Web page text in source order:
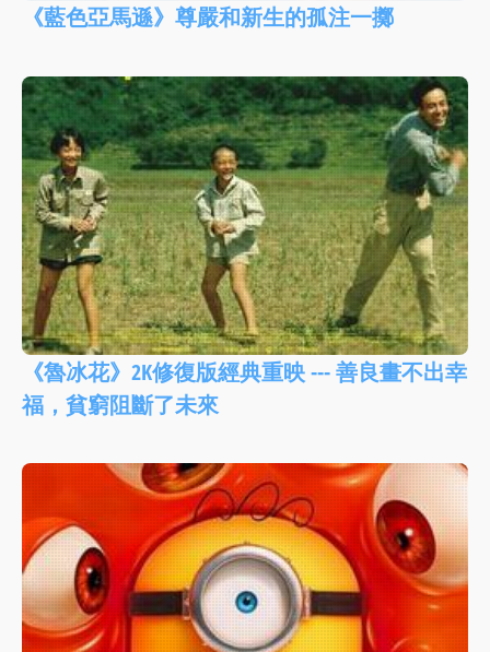
《藍色亞馬遜》尊嚴和新生的孤注一擲
《魯冰花》2K修復版經典重映 --- 善良畫不出幸
福，貧窮阻斷了未來